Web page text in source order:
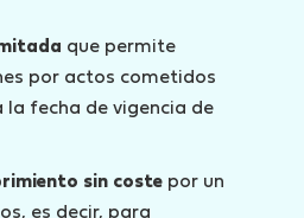
que permite
por actos cometidos
la fecha de vigencia de
sin coste por un
es decir, para